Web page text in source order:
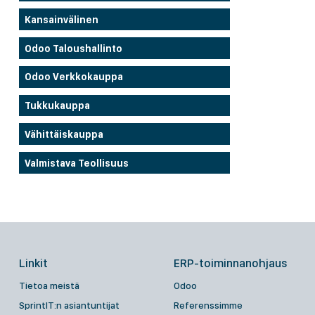
Kansainvälinen
Odoo Taloushallinto
Odoo Verkkokauppa
Tukkukauppa
Vähittäiskauppa
Valmistava Teollisuus
Linkit
Tietoa meistä
SprintIT:n asiantuntijat
ERP-toiminnanohjaus
Odoo
Referenssimme